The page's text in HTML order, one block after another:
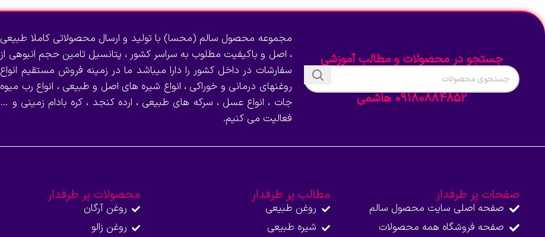
جستجو در محصولات و مطالب آموزشی
09180884852 هاشمی
مجموعه محصول سالم (محسا) با تولید و ارسال محصولاتی کاملا طبیعی
، اصل و باکیفیت مطلوب به سراسر کشور ، پتانسیل تامین حجم انبوهی از
سفارشات در داخل کشور را دارا میباشد ما در زمینه فروش مستقیم انواع
روغنهای درمانی و خوراکی ، انواع شیره های اصل و طبیعی ، انواع رب میوه
جات ، انواع عسل ، سرکه های طبیعی ، ارده کنجد ، کره بادام زمینی و …
فعالیت می کنیم.
صفحات پر طرفدار
صفحه اصلی سایت محصول سالم
صفحه فروشگاه همه محصولات​
مطالب پر طرفدار
روغن طبیعی
شیره طبیعی
محصولات پر طرفدار
روغن آرگان
روغن زالو